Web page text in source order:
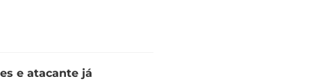
e atacante já